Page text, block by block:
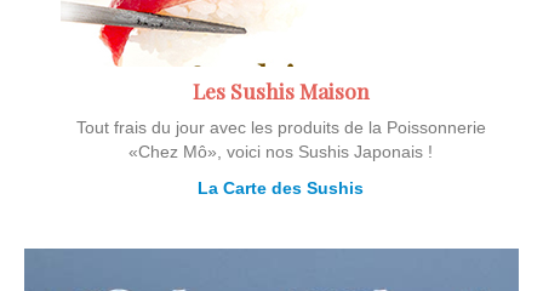
Les Sushis Maison
Tout frais du jour avec les produits de la Poissonnerie
«Chez Mô», voici nos Sushis Japonais !
La Carte des Sushis